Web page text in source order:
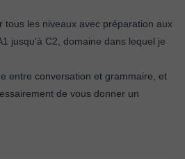
tous les niveaux avec préparation aux
jusqu'à C2, domaine dans lequel je
entre conversation et grammaire, et
de vous donner un